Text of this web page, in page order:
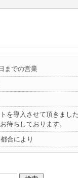
までの営業
を導入させて頂きまし
待ちしております。
合により